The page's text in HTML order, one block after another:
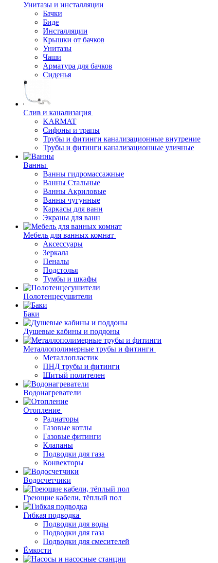
Унитазы и инсталляции
Бачки
Биде
Инсталляции
Крышки от бачков
Унитазы
Чаши
Арматура для бачков
Сиденья
Слив и канализация
KARMAT
Сифоны и трапы
Трубы и фитинги канализационные внутрение
Трубы и фитинги канализационные уличные
Ванны
Ванны гидромассажные
Ванны Стальные
Ванны Акриловые
Ванны чугунные
Каркасы для ванн
Экраны для ванн
Мебель для ванных комнат
Аксессуары
Зеркала
Пеналы
Подстолья
Тумбы и шкафы
Полотенцесушители
Баки
Душевые кабины и поддоны
Металлополимерные трубы и фитинги
Металлопластик
ПНД трубы и фитинги
Шитый полителен
Водонагреватели
Отопление
Радиаторы
Газовые котлы
Газовые фитинги
Клапаны
Подводки для газа
Конвекторы
Водосчетчики
Греющие кабели, тёплый пол
Гибкая подводка
Подводки для воды
Подводки для газа
Подводки для смесителей
Ёмкости